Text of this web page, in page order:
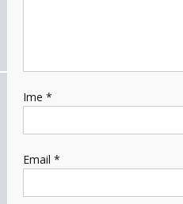
Ime *
Email *